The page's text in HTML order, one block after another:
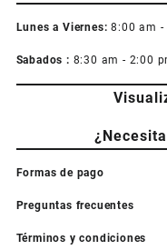
Lunes a Viernes: 8:00 am -
Sabados : 8:30 am - 2:00
Formas de pago
Preguntas frecuentes
Términos y condiciones